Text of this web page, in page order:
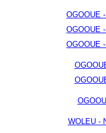
OGOOUE
OGOOUE
OGOOUE
WOLEU -